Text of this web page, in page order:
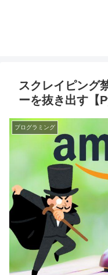
スクレイピング
ーを抜き出す【
プログラミング